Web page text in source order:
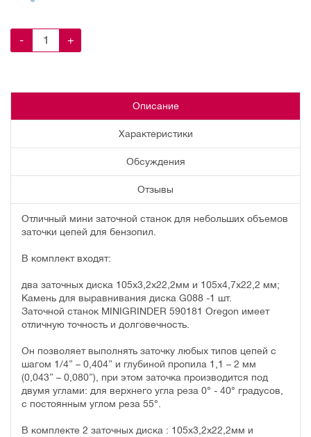
- +
Описание
Характеристики
Обсуждения
Отзывы
Отличный мини заточной станок для небольших объемов
заточки цепей для бензопил.
В комплект входят:
два заточных диска 105х3,2х22,2мм и 105х4,7х22,2 мм;
Камень для выравнивания диска G088 -1 шт.
Заточной станок MINIGRINDER 590181 Oregon имеет
отличную точность и долговечность.
Он позволяет выполнять заточку любых типов цепей с
шагом 1/4” – 0,404” и глубиной пропила 1,1 – 2 мм
(0,043” – 0,080”), при этом заточка производится под
двумя углами: для верхнего угла реза 0° - 40° градусов,
с постоянным углом реза 55°.
В комплекте 2 заточных диска : 105х3,2х22,2мм и